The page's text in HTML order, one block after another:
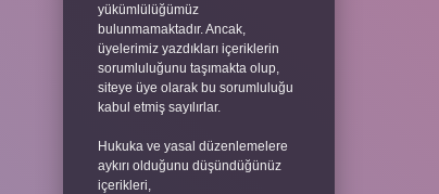
yükümlülüğümüz
bulunmamaktadır. Ancak,
üyelerimiz yazdıkları içeriklerin
sorumluluğunu taşımakta olup,
siteye üye olarak bu sorumluluğu
kabul etmiş sayılırlar.
Hukuka ve yasal düzenlemelere
aykırı olduğunu düşündüğünüz
içerikleri,